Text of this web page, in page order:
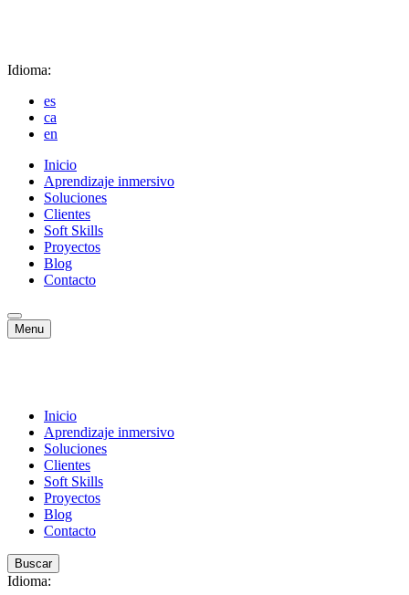
Idioma:
es
ca
en
Inicio
Aprendizaje inmersivo
Soluciones
Clientes
Soft Skills
Proyectos
Blog
Contacto
Menu
Inicio
Aprendizaje inmersivo
Soluciones
Clientes
Soft Skills
Proyectos
Blog
Contacto
Buscar
Idioma: